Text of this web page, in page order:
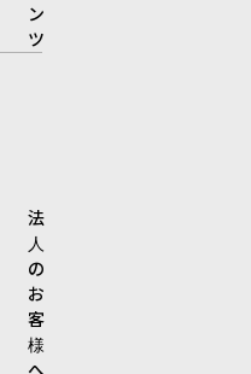
ン
ツ
法
人
の
お
客
様
へ